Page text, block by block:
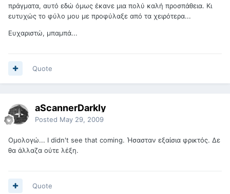
πράγματα, αυτό εδώ όμως έκανε μια πολύ καλή προσπάθεια. Κι
ευτυχώς το φύλο μου με προφύλαξε από τα χειρότερα...
Ευχαριστώ, μπαμπά...
Quote
aScannerDarkly
Posted May 29, 2009
Ομολογώ... I didn't see that coming. Ήσασταν εξαίσια φρικτός. Δε
θα άλλαζα ούτε λέξη.
Quote